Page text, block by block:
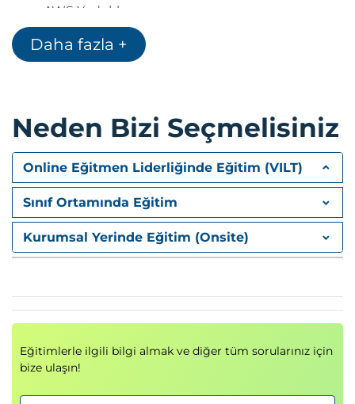
AWS Yedekleme
Ağ
AWS Küresel Altyapısı
Uç noktalar
Küresel Hızlandırıcı
AWS CloudFront
Rota 53
Veritabanı Hizmetleri
Amazon RDS (İlişkisel Veritabanı Hizmeti)
Amazon DynamoDB
Yüksek Kullanılabilirlik ve Yönetim
Başarısızlık için Tasarım
Yedekleme ve Felaket Kurtarma
Aurora HA
Daha fazla +
Neden Bizi Seçmelisiniz
Online Eğitmen Liderliğinde Eğitim (VILT)
Sınıf Ortamında Eğitim
Kurumsal Yerinde Eğitim (Onsite)
Eğitimlerle ilgili bilgi almak ve diğer tüm sorularınız için
bize ulaşın!